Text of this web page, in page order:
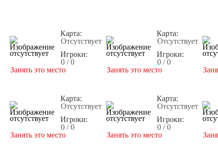
Карта:
Отсутствует
Игроки:
0 / 0
Занять это место
Карта:
Отсутствует
Игроки:
0 / 0
Занять это место
Карта:
Отсутствует
Игроки:
0 / 0
Занять это место
Карта:
Отсутствует
Игроки:
0 / 0
Занять это место